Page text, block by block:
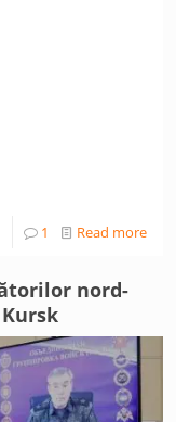
1 Read more
nord-